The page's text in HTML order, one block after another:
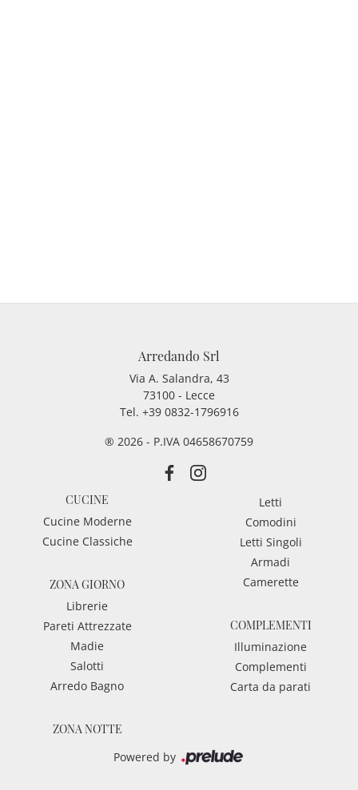
Arredando Srl
Via A. Salandra, 43
73100 - Lecce
Tel. +39 0832-1796916
® 2026 - P.IVA 04658670759
CUCINE
Cucine Moderne
Cucine Classiche
ZONA GIORNO
Librerie
Pareti Attrezzate
Madie
Salotti
Arredo Bagno
ZONA NOTTE
Letti
Comodini
Letti Singoli
Armadi
Camerette
COMPLEMENTI
Illuminazione
Complementi
Carta da parati
Powered by